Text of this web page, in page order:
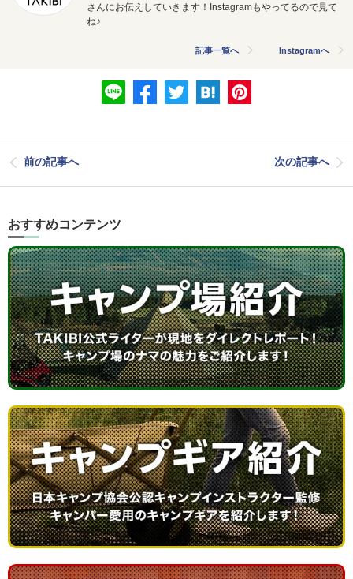
さんにお伝えしていきます！Instagramもやってるので見て
ね♪
記事一覧へ Instagramへ
前の記事へ 次の記事へ
おすすめコンテンツ